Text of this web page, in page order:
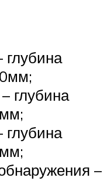
глубина
глубина
–